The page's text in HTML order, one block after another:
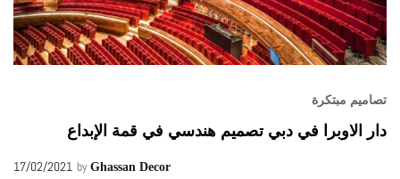
تصاميم مبتكرة
دار الاوبرا في دبي تصميم هندسي في قمة الإبداع
17/02/2021 by Ghassan Decor